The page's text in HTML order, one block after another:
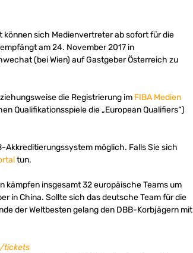
können sich Medienvertreter ab sofort für die
am 24. November 2017 in
(bei Wien) auf Gastgeber Österreich zu
die Registrierung im FIBA Medien
Qualifikationsspiele die „European Qualifiers“)
Akkreditierungssystem möglich. Falls Sie sich
tun.
kämpfen insgesamt 32 europäische Teams um
in China. Sollte sich das deutsche Team für die
der Weltbesten gelang den DBB-Korbjägern mit
tickets